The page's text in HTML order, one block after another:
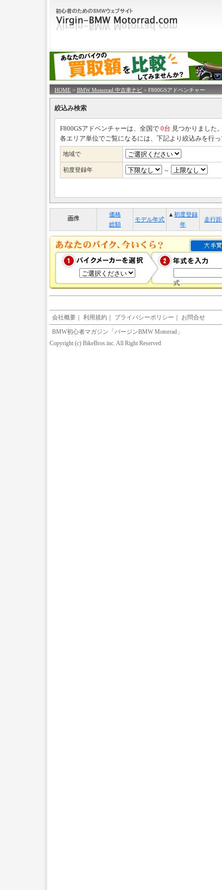
HOME > BMW Motorrad 中古車ナビ > F800GSアドベンチャー
絞込み検索
F800GSアドベンチャーは、全国で 0台 見つかりました
各エリア単位でご覧になるには、下記より絞込みを行
地域で
初度登録年 ～
価格
総額
モデル年式
▲ 初度登録
年
走行
式
会社概要 ｜ 利用規約 ｜ プライバシーポリシー ｜ お問合せ
BMW初心者マガジン「バージンBMW Motorrad」
Copyright (c) BikeBros.inc. All Right Reserved